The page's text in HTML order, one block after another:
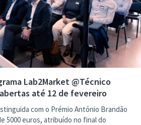
Lab2Market @Técnico
até 12 de fevereiro
com o Prémio António Brandão
5000 euros, atribuído no final do